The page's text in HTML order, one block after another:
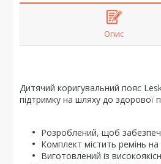
Опис
Дитячий коригувальний пояс
підтримку на шляху до здорової
Розроблений, щоб
Комплект містить ремінь на
Виготовлений із